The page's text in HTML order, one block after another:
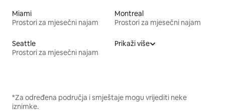
Miami
Prostori za mjesečni najam
Montreal
Prostori za mjesečni najam
Seattle
Prostori za mjesečni najam
Prikaži više
*Za određena područja i smještaje mogu vrijediti neke
iznimke.